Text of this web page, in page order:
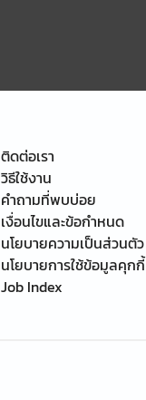
ติดต่อเรา
วิธีใช้งาน
คำถามที่พบบ่อย
เงื่อนไขและข้อกำหนด
นโยบายความเป็นส่วนตัว
นโยบายการใช้ข้อมูลคุกกี้
Job Index